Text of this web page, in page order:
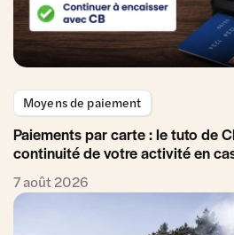
Moyens de paiement
Paiements par carte : le tuto de
continuité de votre activité en
7 août 2026